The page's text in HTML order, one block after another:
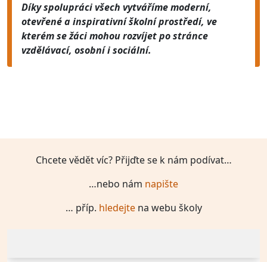
Díky spolupráci všech vytváříme moderní,
otevřené a inspirativní školní prostředí, ve
kterém se žáci mohou rozvíjet po stránce
vzdělávací, osobní i sociální.
Chcete vědět víc? Přijďte se k nám podívat…
…nebo nám napište
… příp. hledejtena webu školy